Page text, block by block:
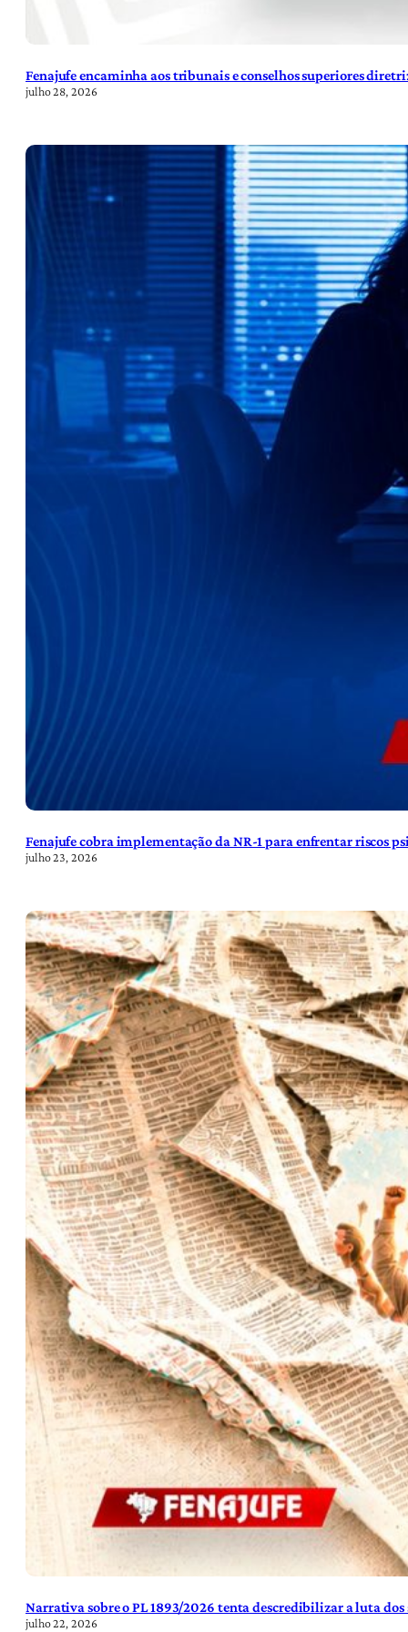
Fenajufe encaminha aos tribunais e conselhos superiores
julho 28, 2026
Fenajufe cobra implementação da NR-1 para enfrentar riscos
julho 23, 2026
Narrativa sobre o PL 1893/2026 tenta descredibilizar a luta
julho 22, 2026